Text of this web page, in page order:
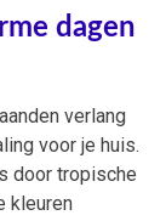
dagen
verlang
voor je huis.
door tropische
kleuren